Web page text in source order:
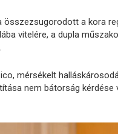
összezsugorodott a kora
vitelére, a dupla
mérsékelt
nem bátorság kérdése